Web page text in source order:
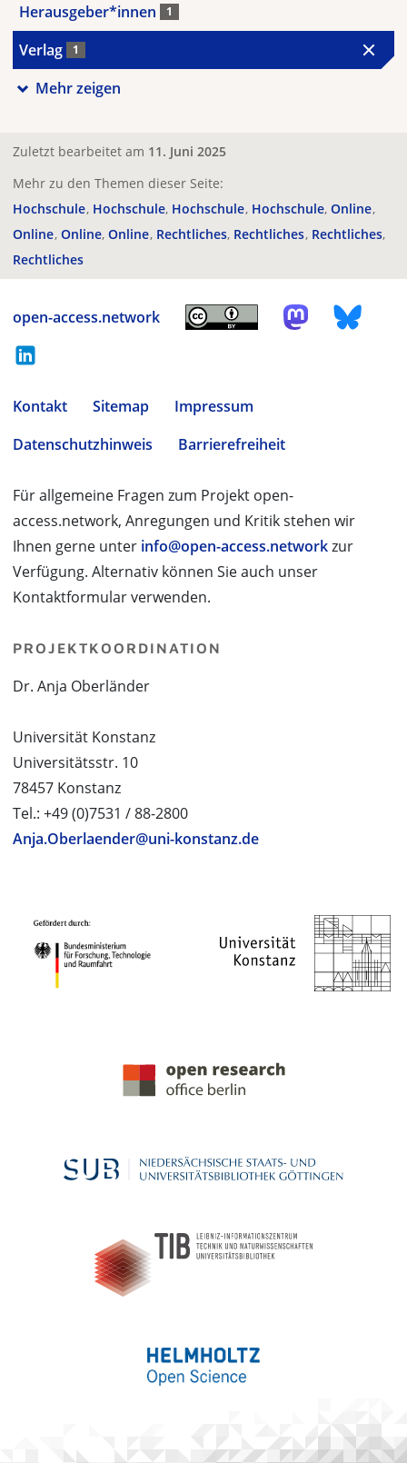
Herausgeber*innen 1
Verlag 1
Mehr zeigen
Zuletzt bearbeitet am 11. Juni 2025
Mehr zu den Themen dieser Seite:
Hochschule Hochschule Hochschule Hochschule Online
Online Online Online Rechtliches Rechtliches Rechtliches
Rechtliches
open-access.network
Kontakt Sitemap
Impressum
Datenschutzhinweis
Barrierefreiheit
Für allgemeine Fragen zum Projekt open-
access.network, Anregungen und Kritik stehen wir
Ihnen gerne unter info@open-access.networkzur
Verfügung. Alternativ können Sie auch unser
Kontaktformular verwenden.
PROJEKTKOORDINATION
Dr. Anja Oberländer
Universität Konstanz
Universitätsstr. 10
78457 Konstanz
Tel.: +49 (0)7531 / 88-2800
Anja.Oberlaender@uni-konstanz.de